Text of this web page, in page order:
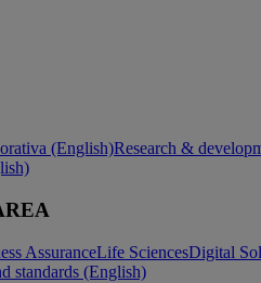
(English)Research &
AssuranceLife SciencesDigital
standards (English)